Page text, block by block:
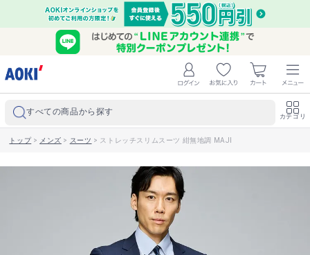
すべての商品から探す カテゴリ
トップ> メンズ > スーツ > ストレッチスリムスーツ 紺無地調 MAJI